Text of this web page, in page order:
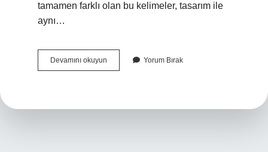
tamamen farklı olan bu kelimeler, tasarım ile
aynı…
Devamını okuyun
Ne
Yorum Bırak